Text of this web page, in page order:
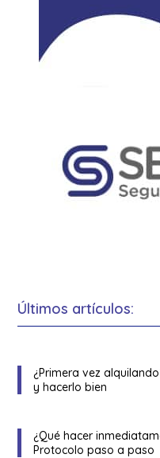
Últimos artículos:
¿Primera vez
y hacerlo bien
¿Qué hacer
Protocolo paso a paso